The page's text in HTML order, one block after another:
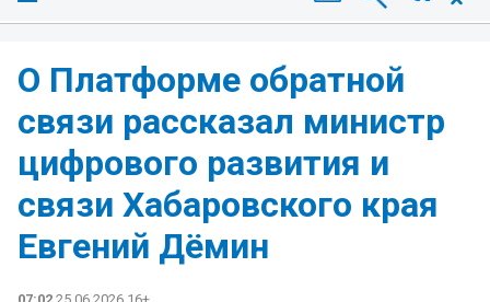
О Платформе обратной
связи рассказал министр
цифрового развития и
связи Хабаровского края
Евгений Дёмин